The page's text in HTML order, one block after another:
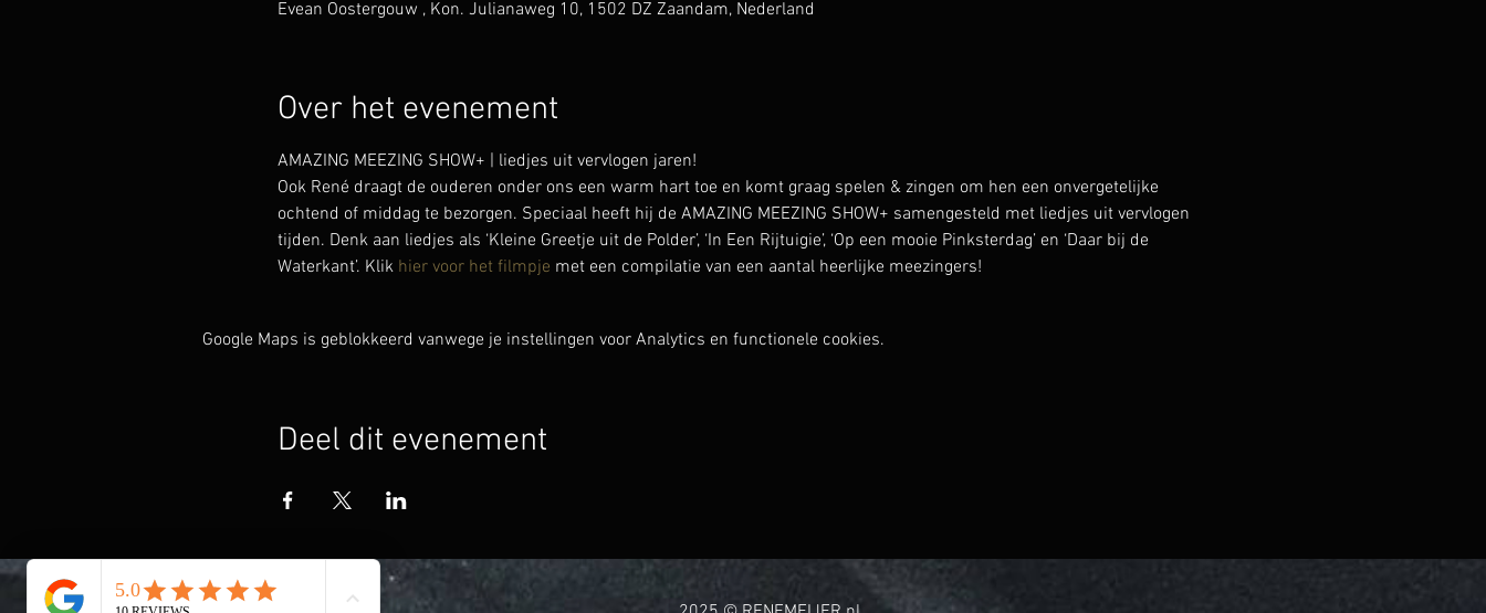
Evean Oostergouw , Kon. Julianaweg 10, 1502 DZ Zaandam, Nederland
Over het evenement
AMAZING MEEZING SHOW+ | liedjes uit vervlogen jaren!
Ook René draagt de ouderen onder ons een warm hart toe en komt graag spelen & zingen om hen een onvergetelijke
ochtend of middag te bezorgen. Speciaal heeft hij de AMAZING MEEZING SHOW+ samengesteld met liedjes uit vervlogen
tijden. Denk aan liedjes als ‘Kleine Greetje uit de Polder’, ‘In Een Rijtuigie’, ‘Op een mooie Pinksterdag’ en ‘Daar bij de
Waterkant’. Klik hier voor het filmpje met een compilatie van een aantal heerlijke meezingers!
Google Maps is geblokkeerd vanwege je instellingen voor Analytics en functionele cookies.
Deel dit evenement